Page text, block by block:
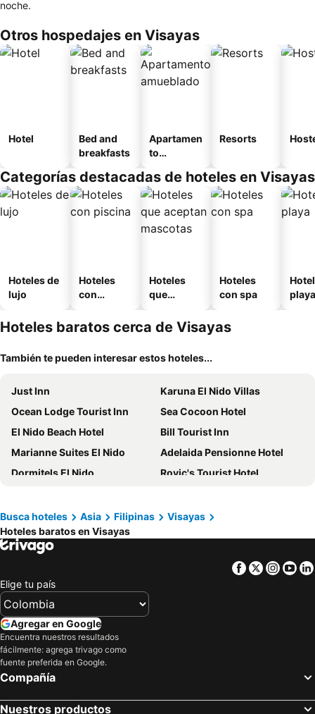
noche.
Otros hospedajes en Visayas
Hotel
Bed and
breakfasts
Apartamen
to
o
Resorts
Categorías destacadas de hoteles en Visayas
Hoteles de
lujo
Hoteles
con
Hoteles
que
mascotas
Hoteles
con spa
playa
Hoteles baratos cerca de Visayas
También te pueden interesar estos hoteles...
Just Inn
Karuna El Nido Villas
Ocean Lodge Tourist Inn
Sea Cocoon Hotel
El Nido Beach Hotel
Bill Tourist Inn
Marianne Suites El Nido
Adelaida Pensionne Hotel
Dormitels El Nido
Rovic's Tourist Hotel
Mountain Side Inn
Maxbelle Mountain Resort
RedDoorz @ Lualhati Garden Cottage El Nido Palawan
Cebu Hotel Plus
Mandarin Bay Resort & Spa
Bayfront Hotel Cebu - North Reclamation
Cuna Hotel
MG Chateau Resort
El Nido Beach Hotel
birdwatchers beachfront hotel panglao
A Place To Remember El Nido Palawan
Two crazy monkeys
Busca hoteles Asia Filipinas
Visayas
Hoteles baratos en Visayas
Facebook
Twitter
Elige tu país
Agregar en Google
Encuentra nuestros resultados
fácilmente: agrega trivago como
fuente preferida en Google.
Compañía
Nuestros productos